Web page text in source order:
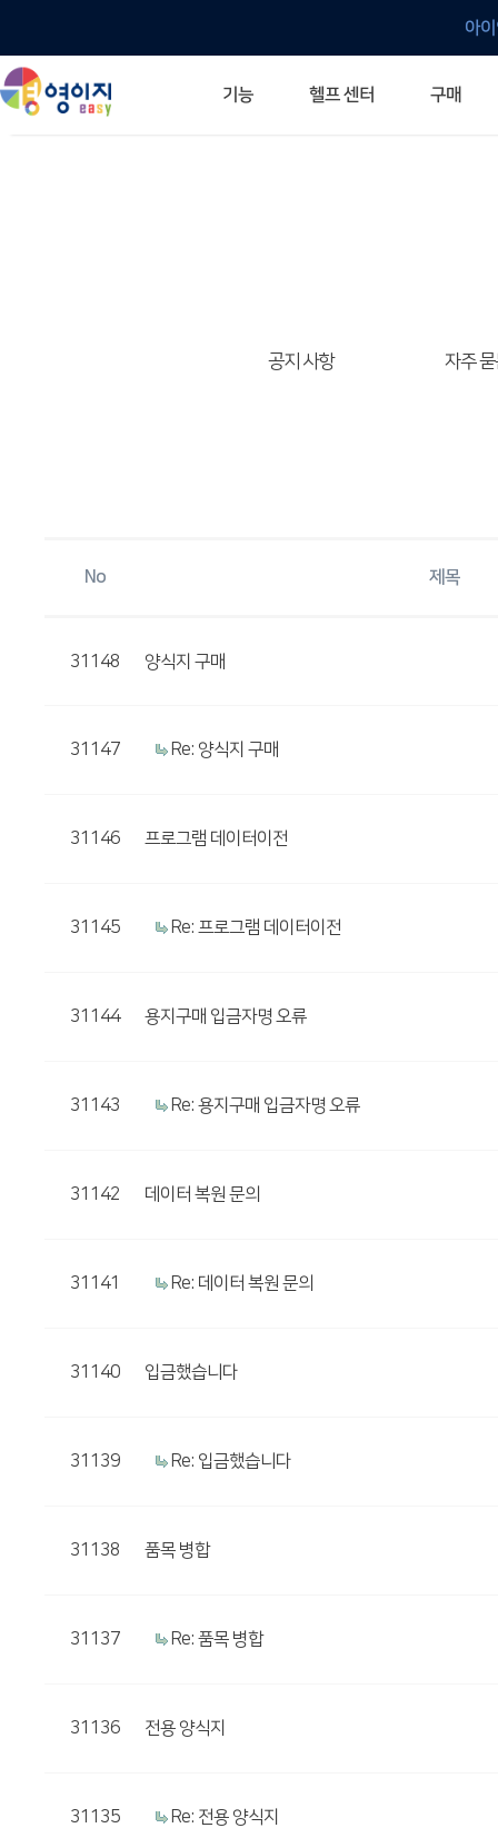
아
기능 헬프 센터 구매
공지 사항 자주
No 제목
31148 양식지 구매
31147 Re: 양식지 구매
31146 프로그램 데이터이전
31145 Re: 프로그램 데이터이전
31144 용지구매 입금자명 오류
31143 Re: 용지구매 입금자명 오류
31142 데이터 복원 문의
31141 Re: 데이터 복원 문의
31140 입금했습니다
31139 Re: 입금했습니다
31138 품목 병합
31137 Re: 품목 병합
31136 전용 양식지
31135 Re: 전용 양식지